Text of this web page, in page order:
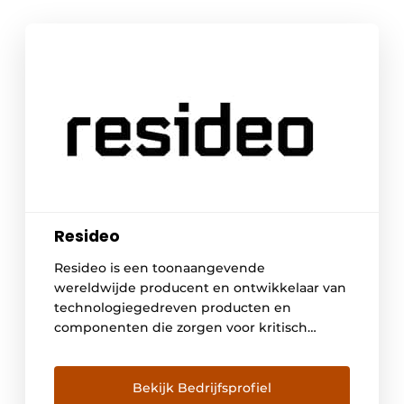
Resideo
Resideo is een toonaangevende
wereldwijde producent en ontwikkelaar van
technologiegedreven producten en
componenten die zorgen voor kritisch
beveiligingsoplossingen voor meer dan 150
miljoen huishoudens wereldwijd. Via onze
Bekijk Bedrijfsprofiel